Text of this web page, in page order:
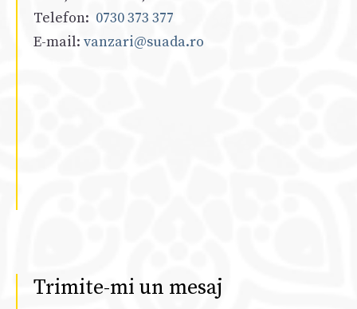
Telefon: 0730 373 377
E-mail: vanzari@suada.ro
Trimite-mi un mesaj